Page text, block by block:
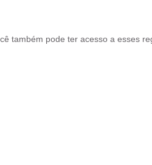
também pode ter acesso a esses